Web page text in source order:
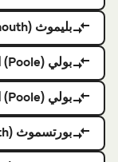
بليموث (Plymouth) الي سان مالو (St Malo)
بولي (Poole) الي سان مالو (St Malo)
بولي (Poole) الي شيربورج (Cherbourg)
بورتسموث (Portsmouth) الي كاين (Caen)